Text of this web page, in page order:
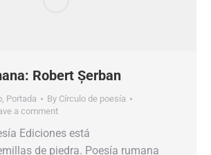
Robert Șerban
, Portada By Círculo de poesía
a comment
Ediciones está
de piedra. Poesía rumana